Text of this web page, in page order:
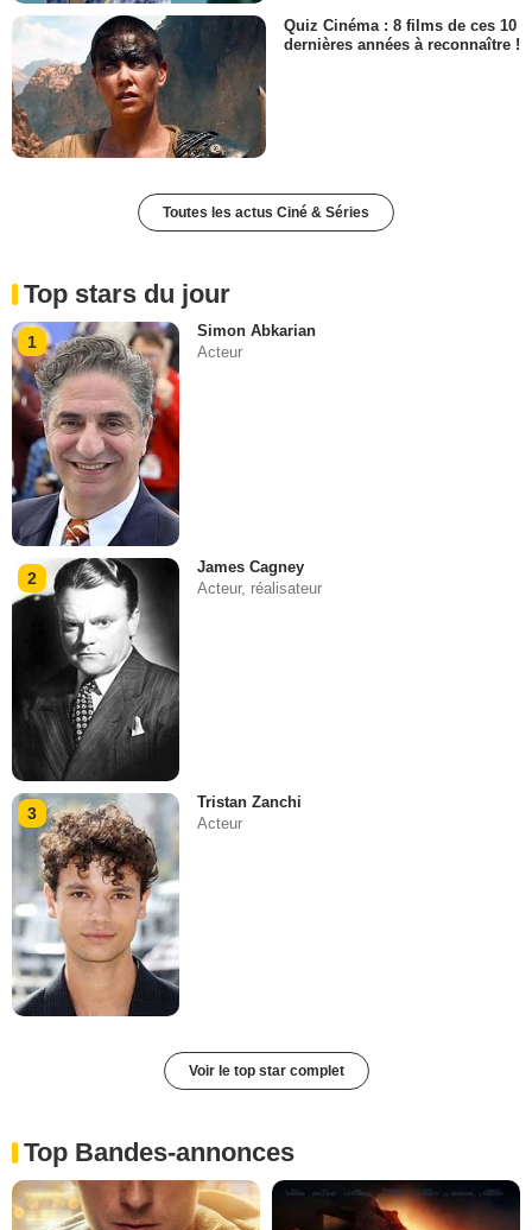
Quiz Cinéma : 8 films de ces 10
dernières années à reconnaître !
Toutes les actus Ciné & Séries
Top stars du jour
1
Simon Abkarian
Acteur
2
James Cagney
Acteur, réalisateur
3
Tristan Zanchi
Acteur
Voir le top star complet
Top Bandes-annonces